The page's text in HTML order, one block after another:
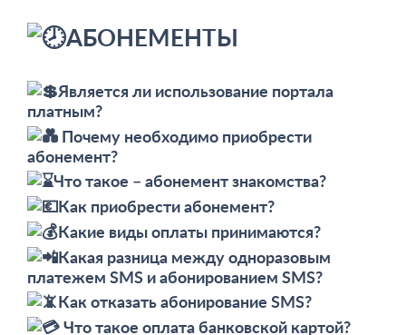
АБОНЕМЕНТЫ
Является ли использование портала
платным?
Почему необходимо приобрести
абонемент?
Что такое – абонемент знакомства?
Как приобрести абонемент?
Какие виды оплаты принимаются?
Какая разница между одноразовым
платежем SMS и абонированием SMS?
Как отказать абонирование SMS?
Что такое оплата банковской картой?